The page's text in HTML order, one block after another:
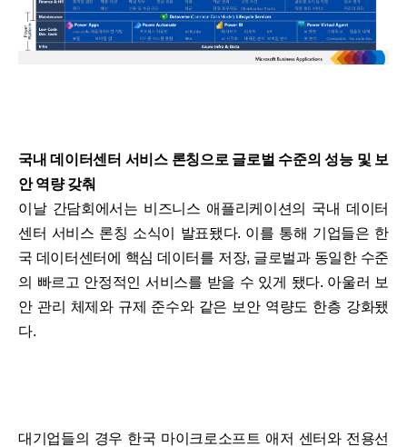
국내 데이터센터 서비스 론칭으로 글로벌 수준의 성능 및 보
안 역량 갖춰
이날 간담회에서는 비즈니스 애플리케이션의 국내 데이터
센터 서비스 론칭 소식이 발표됐다. 이를 통해 기업들은 한
국 데이터센터에 핵심 데이터를 저장, 글로벌과 동일한 수준
의 빠르고 안정적인 서비스를 받을 수 있게 됐다. 아울러 보
안 관리 체제와 규제 준수와 같은 보안 역량도 한층 강화됐
다.
대기업들의 경우 한국 마이크로소프트 애저 센터와 전용선